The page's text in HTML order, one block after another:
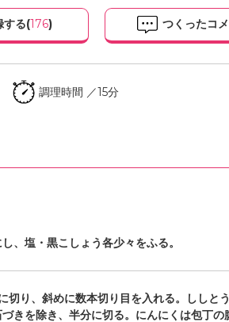
する(176) つくったコ
調理時間 ／15分
、塩・黒こしょう各少々をふる。
切り、斜めに数本切り目を入れる。ししと
きを除き、半分に切る。にんにくは包丁の